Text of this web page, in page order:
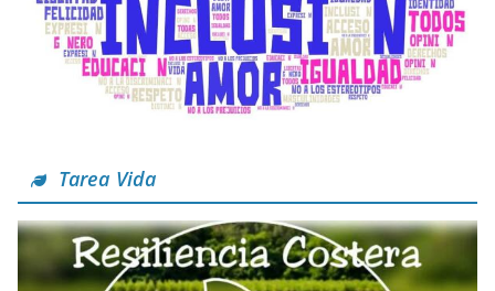
Tarea Vida